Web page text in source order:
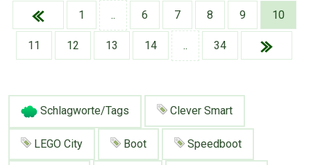
Mit Email Twitter Facebook
Über Tauschbu↔de
Presse News
Kategorien
Erweitere Suche
Suchanfragen
1 .. 6 7 8 9 10
11 12 13 14 .. 34
Schlagworte/Tags Clever Smart
LEGO City Boot Speedboot